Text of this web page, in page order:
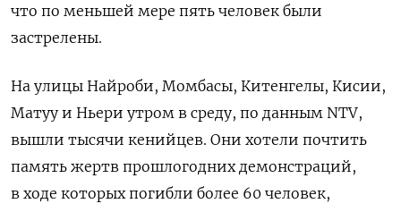
что по меньшей мере пять человек были
застрелены.
На улицы Найроби, Момбасы, Китенгелы, Кисии,
Матуу и Ньери утром в среду, по данным NTV,
вышли тысячи кенийцев. Они хотели почтить
память жертв прошлогодних демонстраций,
в ходе которых погибли более 60 человек,